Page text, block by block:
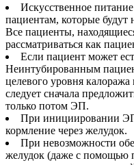
Искусственное
пациентам, которые будут
Все пациенты,
рассматриваться как
Если пациент может
Неинтубированным
целевого уровня
следует сначала
только потом ЭП.
При инициировании ЭП
кормление через желудок.
При невозможности
желудок (даже с помощью